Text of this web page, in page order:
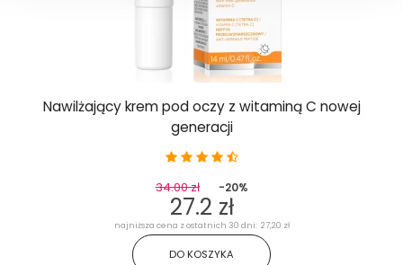
Nawilżający krem pod oczy z witaminą C nowej
generacji
DO KOSZYKA
34.00 zł -20%
27.2 zł
najniższa cena z ostatnich 30 dni: 27,20 zł